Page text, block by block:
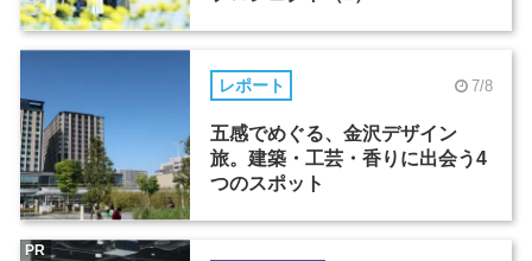
レポート 7/8
五感でめぐる、金沢デザイン
旅。建築・工芸・香りに出会う4
つのスポット
PR